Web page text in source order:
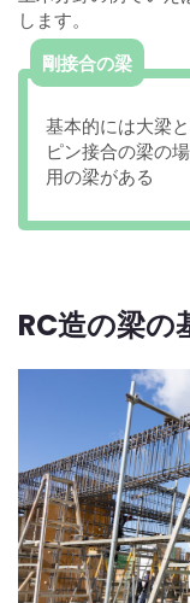
します。
剛接合の梁
基本的には大梁
ピン接合の梁の
用の梁がある
RC造の梁の